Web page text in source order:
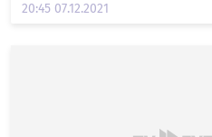
20:45 07.12.2021